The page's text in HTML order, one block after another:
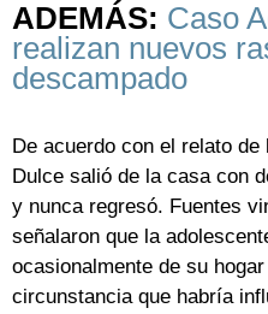
ADEMÁS: Caso
realizan nuevos
descampado
De acuerdo con el relato
Dulce salió de la casa con
y nunca regresó. Fuentes
señalaron que la
ocasionalmente de su
circunstancia que habría